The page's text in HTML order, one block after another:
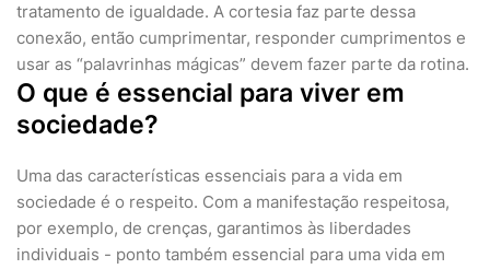
tratamento de igualdade. A cortesia faz parte dessa
conexão, então cumprimentar, responder cumprimentos e
usar as “palavrinhas mágicas” devem fazer parte da rotina.
O que é essencial para viver em
sociedade?
Uma das características essenciais para a vida em
sociedade é o respeito. Com a manifestação respeitosa,
por exemplo, de crenças, garantimos às liberdades
individuais - ponto também essencial para uma vida em